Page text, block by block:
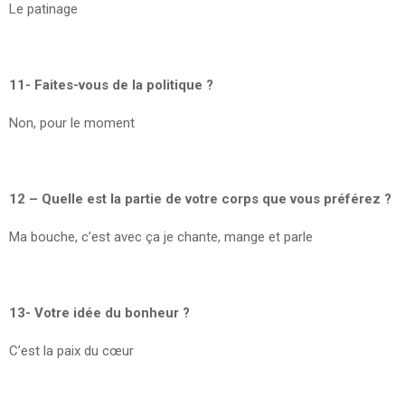
Le patinage
11- Faites-vous de la politique ?
Non, pour le moment
12 – Quelle est la partie de votre corps que vous préférez ?
Ma bouche, c’est avec ça je chante, mange et parle
13- Votre idée du bonheur ?
C’est la paix du cœur